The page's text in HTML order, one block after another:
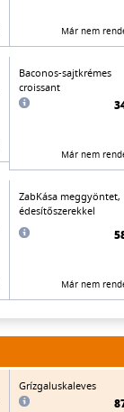
Már nem
Baconos-sajtkrémes
croissant
Már nem
ZabKása meggyöntet,
édesítőszerekkel
Már nem
Grízgaluskaleves